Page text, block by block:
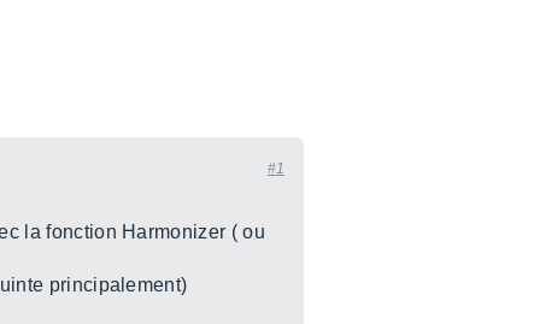
#1
la fonction Harmonizer ( ou
principalement)